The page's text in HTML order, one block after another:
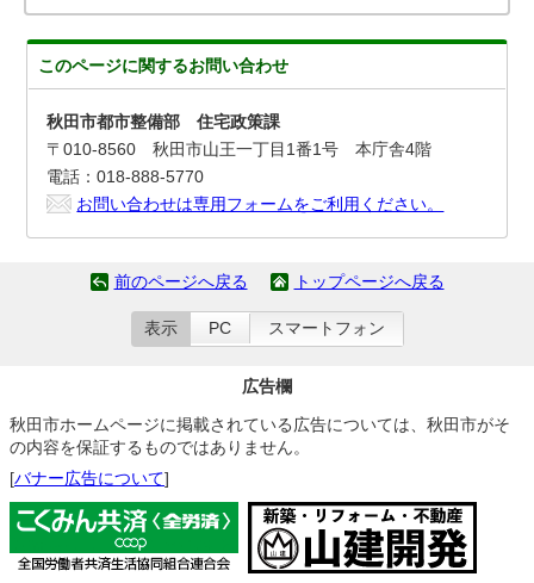
このページに関するお問い合わせ
秋田市都市整備部 住宅政策課
〒010-8560 秋田市山王一丁目1番1号 本庁舎4階
電話：018-888-5770
お問い合わせは専用フォームをご利用ください。
前のページへ戻る トップページへ戻る
表示 PC スマートフォン
広告欄
秋田市ホームページに掲載されている広告については、秋田市がそ
の内容を保証するものではありません。
[バナー広告について]